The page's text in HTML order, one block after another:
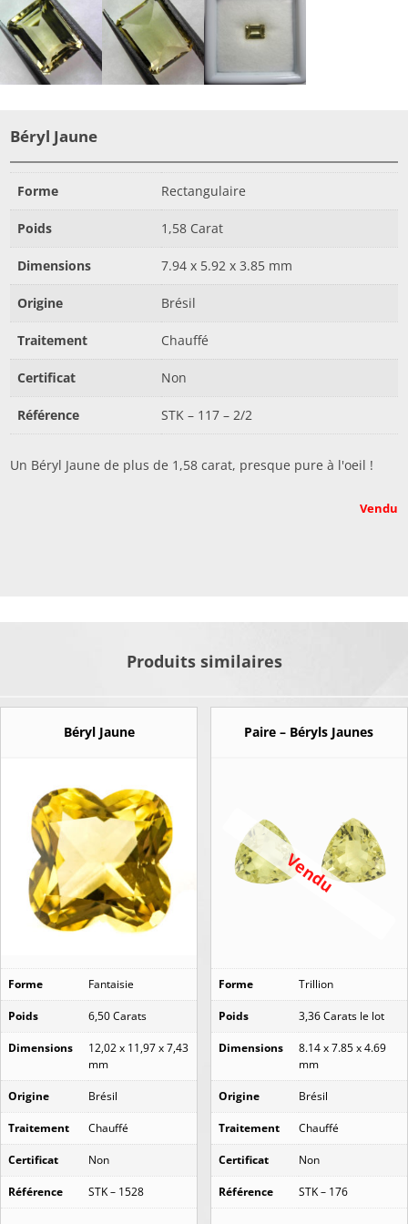
Béryl Jaune
Forme Rectangulaire
Poids 1,58 Carat
Dimensions 7.94 x 5.92 x 3.85 mm
Origine Brésil
Traitement Chauffé
Certificat Non
Référence STK – 117 – 2/2
Un Béryl Jaune de plus de 1,58 carat, presque pure à l'oeil !
Vendu
Produits similaires
Béryl Jaune
Forme Fantaisie
Poids 6,50 Carats
Dimensions
12,02 x 11,97 x 7,43
mm
Origine Brésil
Traitement Chauffé
Certificat Non
Référence STK – 1528
Paire – Béryls Jaunes
Vendu
Forme Trillion
Poids 3,36 Carats le lot
Dimensions
8.14 x 7.85 x 4.69
mm
Origine Brésil
Traitement Chauffé
Certificat Non
Référence STK – 176